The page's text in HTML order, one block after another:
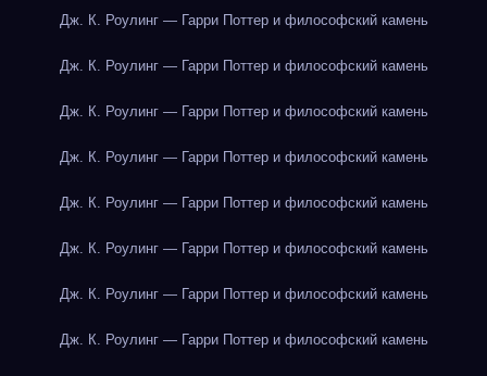
Дж. К. Роулинг — Гарри Поттер и философский камень
Дж. К. Роулинг — Гарри Поттер и философский камень
Дж. К. Роулинг — Гарри Поттер и философский камень
Дж. К. Роулинг — Гарри Поттер и философский камень
Дж. К. Роулинг — Гарри Поттер и философский камень
Дж. К. Роулинг — Гарри Поттер и философский камень
Дж. К. Роулинг — Гарри Поттер и философский камень
Дж. К. Роулинг — Гарри Поттер и философский камень